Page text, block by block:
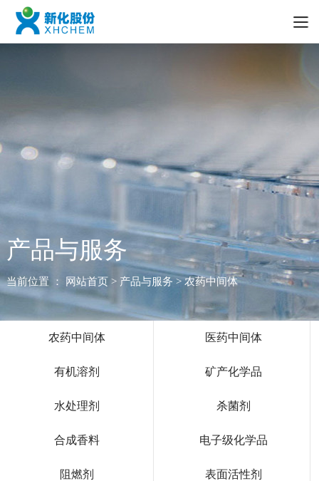
产品与服务
当前位置 ： 网站首页> 产品与服务 > 农药中间体
农药中间体 医药中间体
有机溶剂 矿产化学品
水处理剂 杀菌剂
合成香料 电子级化学品
阻燃剂 表面活性剂